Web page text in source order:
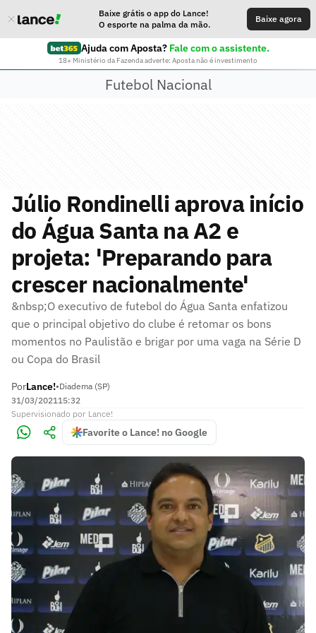
Baixe grátis o app do Lance!
O esporte na palma da mão.
Baixe agora
Ajuda com Aposta? Fale com o assistente.
18+ Ministério da Fazenda adverte: Aposta não é investimento
Futebol Nacional
Júlio Rondinelli aprova início
do Água Santa na A2 e
projeta: 'Preparando para
crescer nacionalmente'
&nbsp;O executivo de futebol do Água Santa enfatizou
que o principal objetivo do clube é retomar os bons
momentos no Paulistão e brigar por uma vaga na Série D
ou Copa do Brasil
PorLance!•Diadema (SP)
31/03/202115:32
Supervisionado por Lance!
Favorite o Lance! no Google